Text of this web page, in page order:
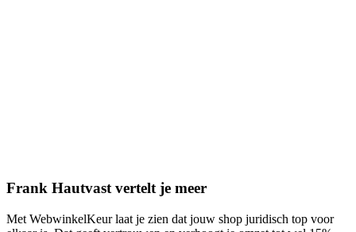
Frank Hautvast vertelt je meer
Met WebwinkelKeur laat je zien dat jouw shop juridisch top voor